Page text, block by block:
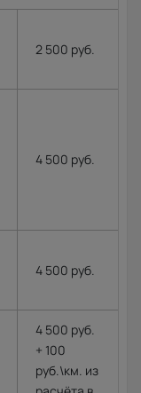
2 500 руб.
4 500 руб.
4 500 руб.
4 500 руб.
+ 100
руб.\км. из